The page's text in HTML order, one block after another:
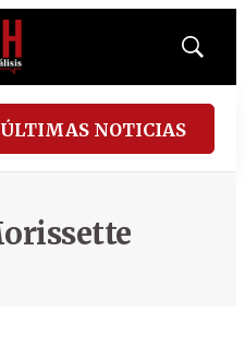
Mostrar
ÚLTIMAS NOTICIAS